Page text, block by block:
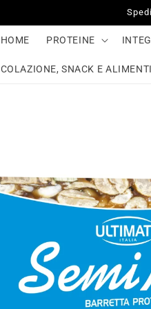
HOME PROTEINE
COLAZIONE, SNACK E